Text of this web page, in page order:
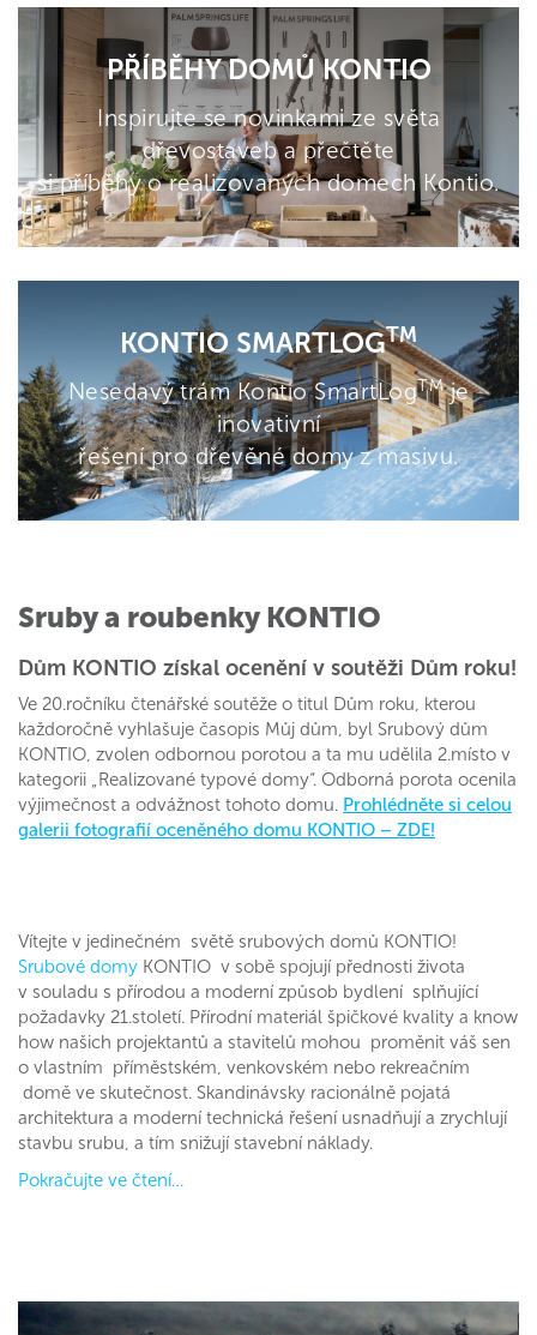
PŘÍBĚHY DOMŮ KONTIO
Inspirujte se novinkami ze světa
dřevostaveb a přečtěte
si příběhy o realizovaných domech Kontio.
KONTIO SMARTLOGTM
Nesedavý trám Kontio SmartLogTMje
inovativní
řešení pro dřevěné domy z masivu.
Sruby a roubenky KONTIO
Dům KONTIO získal ocenění v soutěži Dům roku!
Ve 20.ročníku čtenářské soutěže o titul Dům roku, kterou
každoročně vyhlašuje časopis Můj dům, byl Srubový dům
KONTIO, zvolen odbornou porotou a ta mu udělila 2.místo v
kategorii „Realizované typové domy“. Odborná porota ocenila
výjimečnost a odvážnost tohoto domu. Prohlédněte si celou
galerii fotografií oceněného domu KONTIO – ZDE!
Vítejte v jedinečném světě srubových domů KONTIO!
Srubové domy KONTIO v sobě spojují přednosti života
v souladu s přírodou a moderní způsob bydlení splňující
požadavky 21.století. Přírodní materiál špičkové kvality a know
how našich projektantů a stavitelů mohou proměnit váš sen
o vlastním příměstském, venkovském nebo rekreačním
domě ve skutečnost. Skandinávsky racionálně pojatá
architektura a moderní technická řešení usnadňují a zrychlují
stavbu srubu, a tím snižují stavební náklady.
Pokračujte ve čtení…